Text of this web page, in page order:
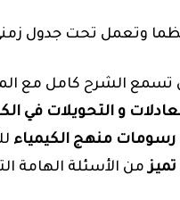
وتعمل تحت جدول
تسمع الشرح كامل مع
و التحويلات في
رسومات منهج الكيمياء
من الأسئلة الهامة